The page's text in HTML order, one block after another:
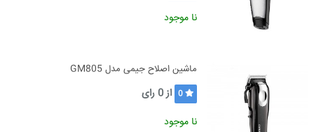
نا موجود
ماشین اصلاح جیمی مدل GM805
0 از0 رای
نا موجود